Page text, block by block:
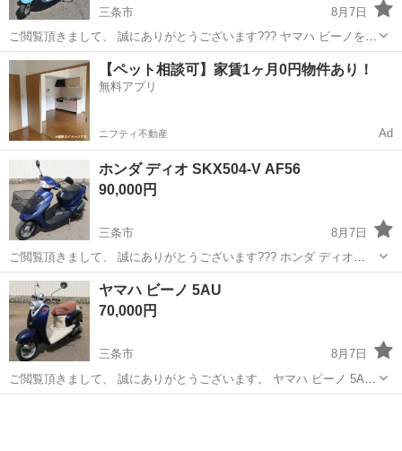
三条市
8月7日
ご閲覧頂きまして、 誠にありがとうございます??? ヤマハ ビーノを出
品致します。 状態：キックでのエンジン始動確認を致しました。 バッ
テリーの交換が必要となります。 車体全体にヒビ・割れ等が見受けら
れます...
新潟 三条市 ヤマハ 実店舗
【ペット相談可】家賃1ヶ月0円物件あり！
無料アプリ
ニフティ不動産 Ad
ホンダ ディオ SKX504-V AF56
90,000円
三条市
8月7日
ご閲覧頂きまして、 誠にありがとうございます??? ホンダ ディオ
SKX504-Vを出品致します。 状態：キックでのエンジン始動確認を致
新潟 三条市
ヤマハ ビーノ 5AU
70,000円
三条市
8月7日
ご閲覧頂きまして、 誠にありがとうございます。 ヤマハ ビーノ 5AU
を出品致します。 状態：キックでのエンジン始動確認を致しました。